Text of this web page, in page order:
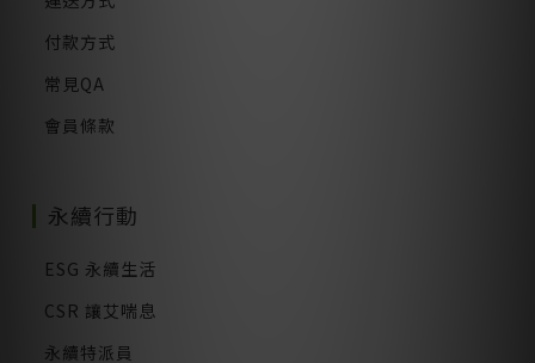
付款方式
常見QA
會員條款
永續行動
ESG 永續生活
CSR 讓艾喘息
永續特派員